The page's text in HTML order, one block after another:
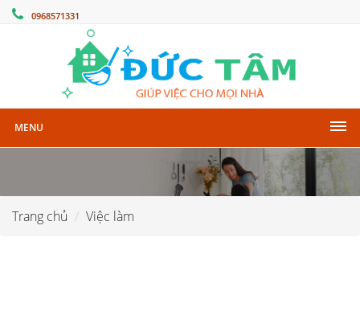
0968571331
MENU
Trang chủ Việc làm